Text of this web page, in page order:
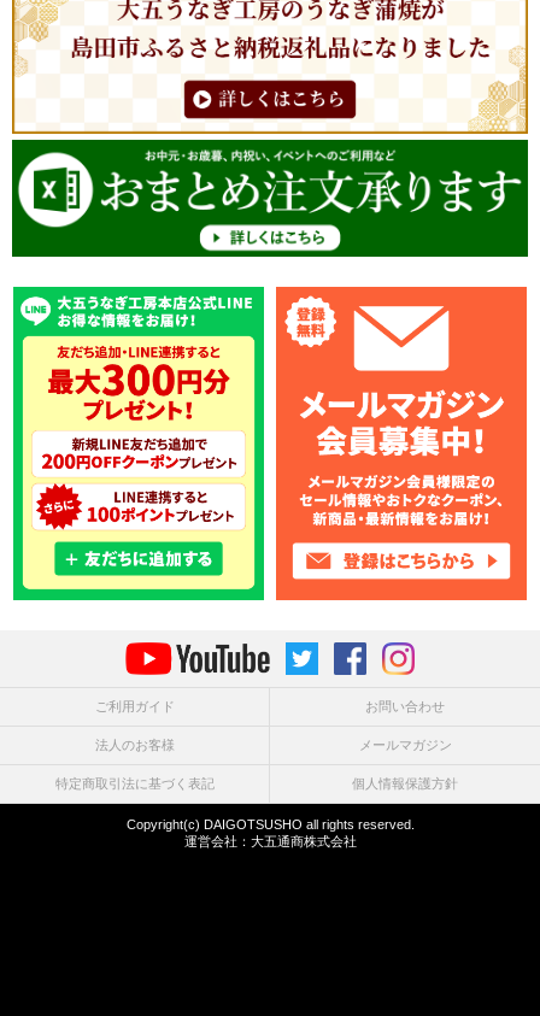
ご利用ガイド お問い合わせ
法人のお客様 メールマガジン
特定商取引法に基づく表記 個人情報保護方針
Copyright(c) DAIGOTSUSHO all rights reserved.
運営会社： 大五通商株式会社